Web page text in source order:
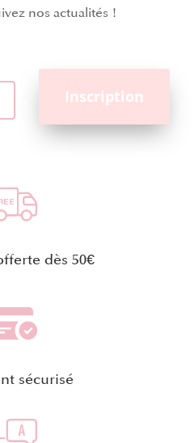
nos actualités !
dès 50€
sécurisé